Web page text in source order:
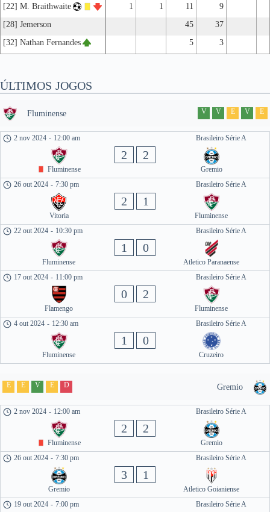
[22] M. Braithwaite
1 1 11
9
[28] Jemerson
45
37
[32] Nathan Fernandes
5 3
ÚLTIMOS JOGOS
Fluminense V V E V E
Brasileiro Série A
2 nov 2024 - 12:00 am
Fluminense
2 2
Gremio
Brasileiro Série A
26 out 2024 - 7:30 pm
Vitoria
2 1
Fluminense
Brasileiro Série A
22 out 2024 - 10:30 pm
Fluminense
1 0
Atletico Paranaense
Brasileiro Série A
17 out 2024 - 11:00 pm
Flamengo
0 2
Fluminense
Brasileiro Série A
4 out 2024 - 12:30 am
Fluminense
1 0
Cruzeiro
Gremio
E E V E D
Brasileiro Série A
2 nov 2024 - 12:00 am
Fluminense
2 2
Gremio
Brasileiro Série A
26 out 2024 - 7:30 pm
Gremio
3 1
Atletico Goianiense
Brasileiro Série A
19 out 2024 - 7:00 pm